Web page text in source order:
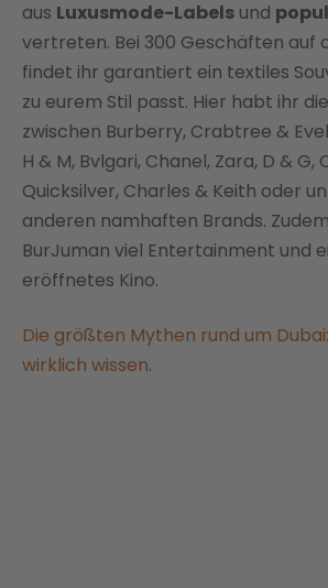
aus Luxusmode-Labels und
vertreten. Bei 300 Geschäften auf
findet ihr garantiert ein textiles
zu eurem Stil passt. Hier habt ihr
zwischen Burberry, Crabtree &
H & M, Bvlgari, Chanel, Zara, D & G,
Quicksilver, Charles & Keith oder
anderen namhaften Brands.
BurJuman viel Entertainment und
eröffnetes Kino.
Die größten Mythen rund um
wirklich wissen.